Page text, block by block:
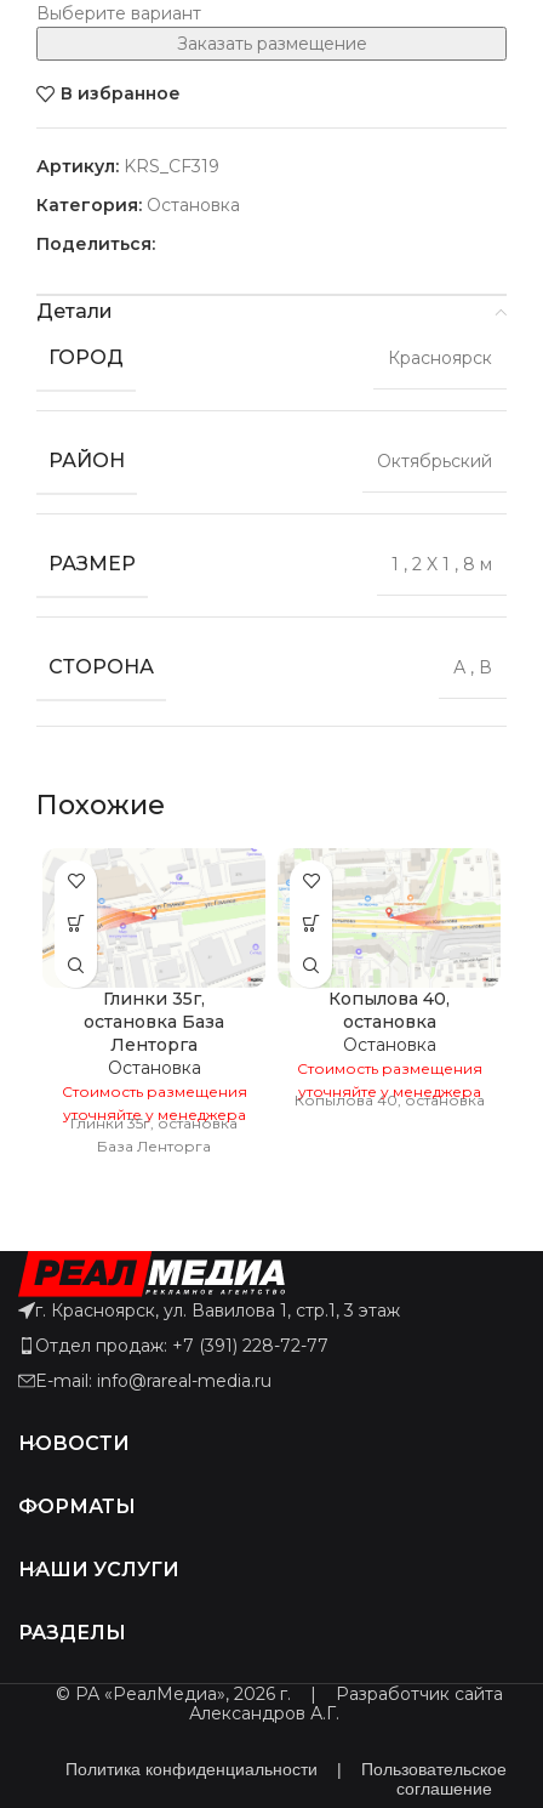
Выберите вариант
Заказать размещение
В избранное
Артикул: KRS_CF319
Категория: Остановка
Поделиться:
Детали
ГОРОД
Красноярск
РАЙОН Октябрьский
РАЗМЕР 1 , 2 X 1 , 8 м
СТОРОНА А , В
Похожие
Глинки 35г,
остановка База
Ленторга
Остановка
Стоимость размещения
уточняйте у менеджера
Глинки 35г, остановка
База Ленторга
Копылова 40,
остановка
Остановка
Стоимость размещения
уточняйте у менеджера
Копылова 40, остановка
г. Красноярск, ул. Вавилова 1, стр.1, 3 этаж
Отдел продаж: +7 (391) 228-72-77
E-mail: info@rareal-media.ru
НОВОСТИ
ФОРМАТЫ
НАШИ УСЛУГИ
РАЗДЕЛЫ
© РА «РеалМедиа», 2026 г. |
Разработчик сайта
Александров А.Г.
Политика конфиденциальности |
Пользовательское
соглашение